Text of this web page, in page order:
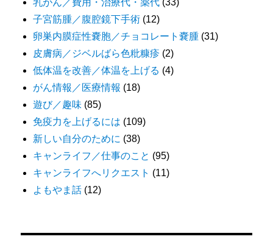
乳がん／費用・治療代・薬代 (33)
子宮筋腫／腹腔鏡下手術 (12)
卵巣内膜症性嚢胞／チョコレート嚢腫 (31)
皮膚病／ジベルばら色粃糠疹 (2)
低体温を改善／体温を上げる (4)
がん情報／医療情報 (18)
遊び／趣味 (85)
免疫力を上げるには (109)
新しい自分のために (38)
キャンライフ／仕事のこと (95)
キャンライフへリクエスト (11)
よもやま話 (12)